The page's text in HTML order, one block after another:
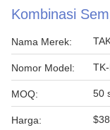
Kombinasi
Nama Merek:
Nomor Model:
MOQ: 50
Harga: